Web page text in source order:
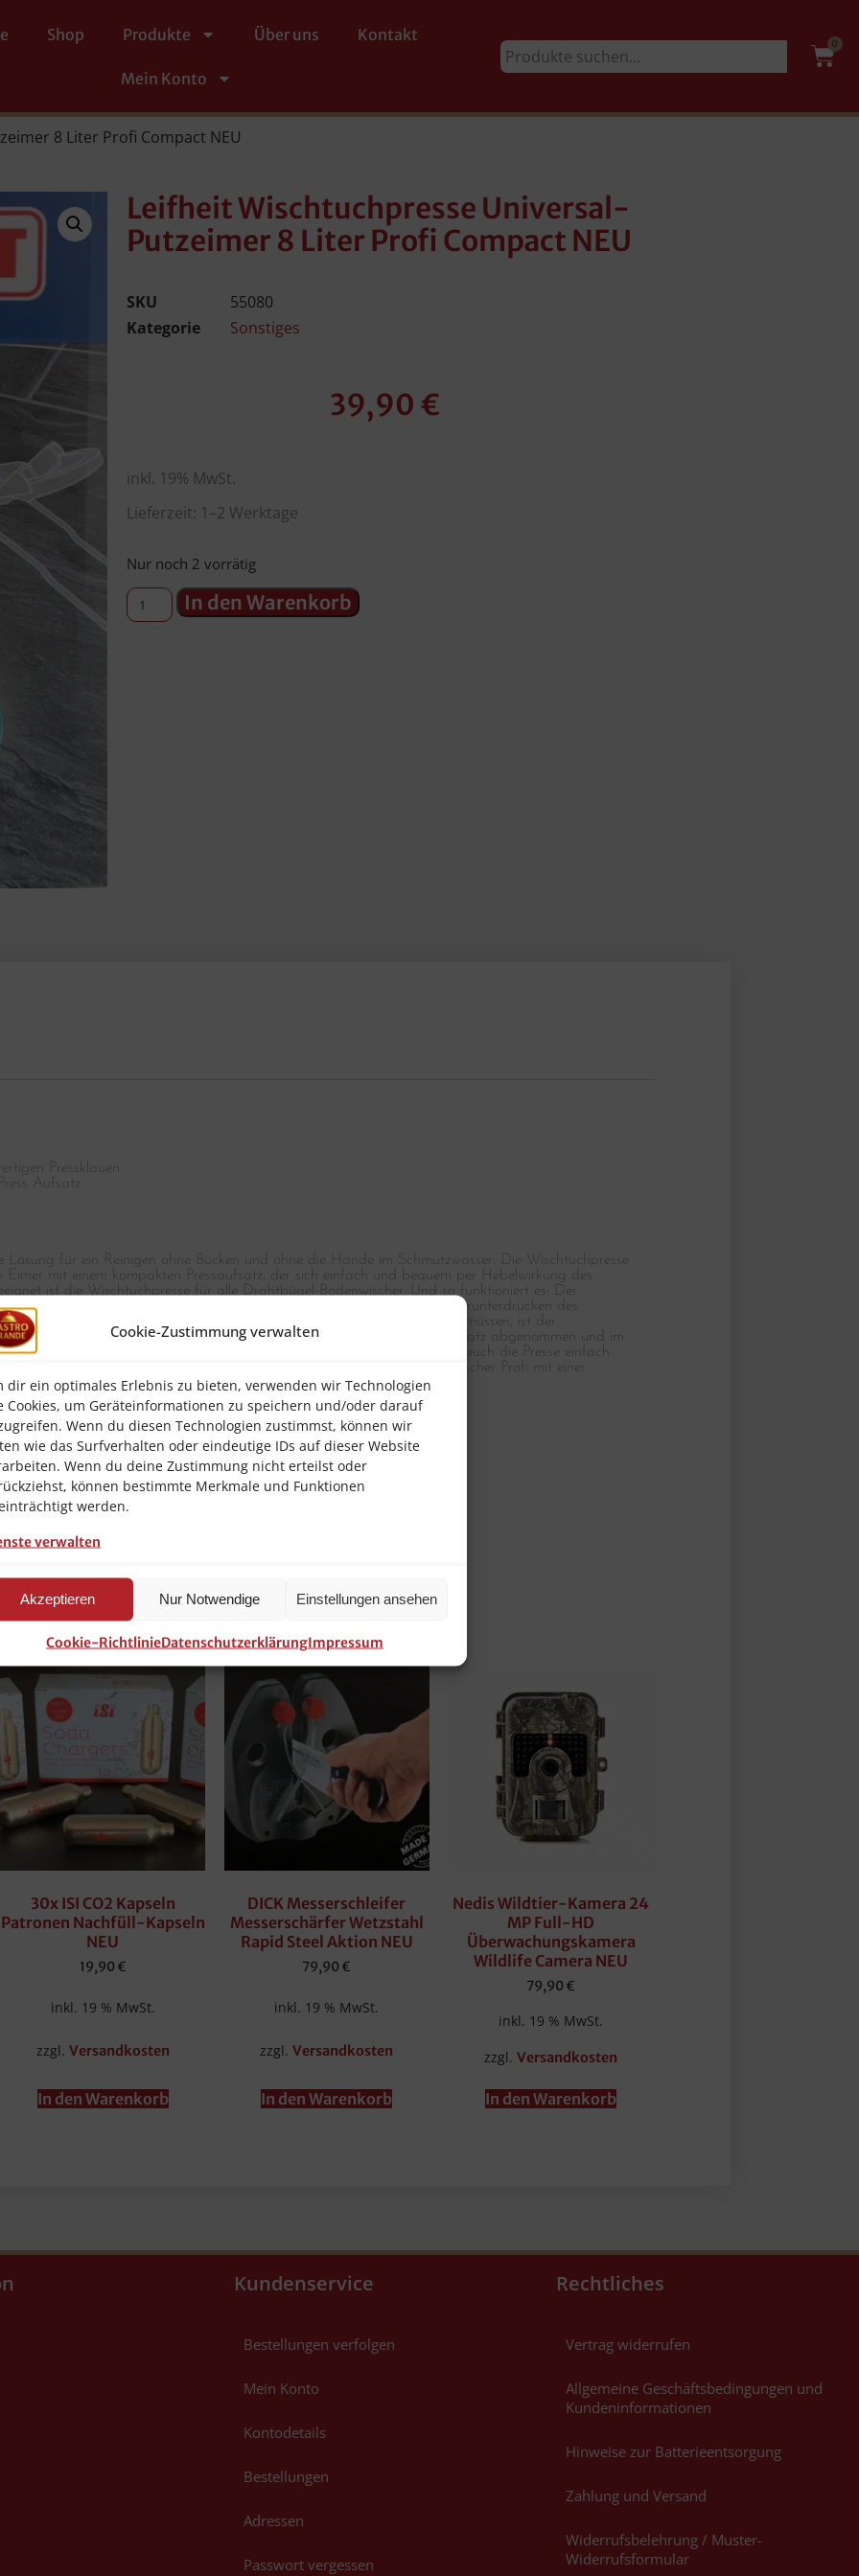
Cookie-Zustimmung verwalten
dir ein optimales Erlebnis zu bieten, verwenden wir Technologien
Cookies, um Geräteinformationen zu speichern und/oder darauf
Wenn du diesen Technologien zustimmst, können wir
wie das Surfverhalten oder eindeutige IDs auf dieser Website
Wenn du deine Zustimmung nicht erteilst oder
können bestimmte Merkmale und Funktionen
werden.
verwalten
Akzeptieren Nur Notwendige Einstellungen ansehen
Cookie-RichtlinieDatenschutzerklärungImpressum
Shop Produkte Über uns Kontakt
Mein Konto
0
8 Liter Profi Compact NEU
Leifheit Wischtuchpresse Universal-
Putzeimer 8 Liter Profi Compact NEU
SKU
55080
Kategorie
Sonstiges
39,90 €
inkl. 19% MwSt.
Lieferzeit: 1–2 Werktage
Nur noch 2 vorrätig
In den Warenkorb
Pressklauen
Aufsatz
Lösung für ein Reinigen ohne Bücken und ohne die Hände im Schmutzwasser: Die Wischtuchpresse
Eimer mit einem kompakten Pressaufsatz, der sich einfach und bequem per Hebelwirkung des
ist die Wischtuchpresse für alle Drahtbügel-Bodenwischer. Und so funktioniert es: Der
vom Bügel gelöst und in die Presse gelegt, anschließend wird durch Herunterdrücken des
Ohne die Hände ins Schmutzwasser tauchen und ohne sich bücken zu müssen, ist der
Wird die Wischtuchpresse nicht gebraucht, kann der Pressaufsatz abgenommen und im
der Eimer Platz sparend in Schränke und Regale. Beim nächsten Gebrauch die Presse einfach
auf die Wischtuchpresse Profi Compact abgestimmt ist der Bodenwischer Profi mit einer
und Fußbedienung.
ohne Hände im Schmutzwasser
des Bodenwischers bedienen lässt
und Anleitung.
30x ISI CO2 Kapseln
Patronen Nachfüll-Kapseln
NEU
19,90 €
inkl. 19 % MwSt.
zzgl. Versandkosten
In den Warenkorb
DICK Messerschleifer
Messerschärfer Wetzstahl
Rapid Steel Aktion NEU
79,90 €
inkl. 19 % MwSt.
zzgl.Versandkosten
In den Warenkorb
Nedis Wildtier-Kamera 24
MP Full-HD
Überwachungskamera
Wildlife Camera NEU
79,90 €
inkl. 19 % MwSt.
zzgl.Versandkosten
In den Warenkorb
Kundenservice
Bestellungen verfolgen
Mein Konto
Kontodetails
Bestellungen
Adressen
Passwort vergessen
Rechtliches
Vertrag widerrufen
Allgemeine Geschäftsbedingungen und
Kundeninformationen
Hinweise zur Batterieentsorgung
Zahlung und Versand
Widerrufsbelehrung / Muster-
Widerrufsformular